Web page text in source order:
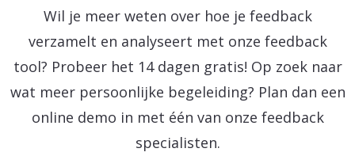
Wil je meer weten over hoe je feedback
verzamelt en analyseert met onze feedback
tool? Probeer het 14 dagen gratis! Op zoek naar
wat meer persoonlijke begeleiding? Plan dan een
online demo in met één van onze feedback
specialisten.